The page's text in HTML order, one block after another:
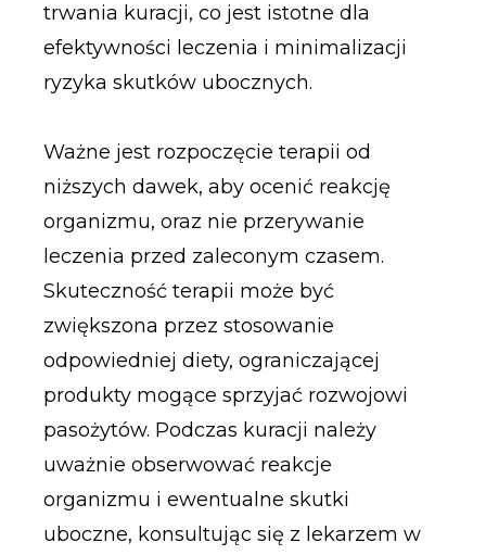
trwania kuracji, co jest istotne dla
efektywności leczenia i minimalizacji
ryzyka skutków ubocznych.
Ważne jest rozpoczęcie terapii od
niższych dawek, aby ocenić reakcję
organizmu, oraz nie przerywanie
leczenia przed zaleconym czasem.
Skuteczność terapii może być
zwiększona przez stosowanie
odpowiedniej diety, ograniczającej
produkty mogące sprzyjać rozwojowi
pasożytów. Podczas kuracji należy
uważnie obserwować reakcje
organizmu i ewentualne skutki
uboczne, konsultując się z lekarzem w